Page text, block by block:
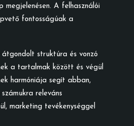
A felhasználói
fontosságúak a
struktúra és vonzó
a tartalmak között és végül
harmóniája segít abban,
releváns
marketing tevékenységgel